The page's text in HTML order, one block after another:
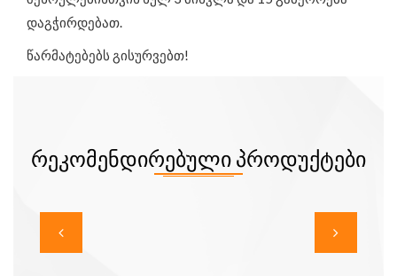
დაგჭირდებათ.
წარმატებებს გისურვებთ!
ᲠᲔᲙᲝᲛᲔᲜᲓᲘᲠᲔᲑᲣᲚᲘ ᲞᲠᲝᲓᲣᲥᲢᲔᲑᲘ